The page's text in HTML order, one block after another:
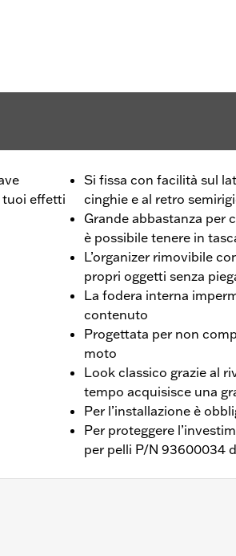
tuoi effetti
Si fissa con facilità sul
cinghie e al retro
Grande abbastanza per
è possibile tenere in
L’organizer rimovibile
propri oggetti senza
La fodera interna
contenuto
Progettata per non
moto
Look classico grazie al
tempo acquisisce una
Per l’installazione è
Per proteggere
per pelli P/N 93600034